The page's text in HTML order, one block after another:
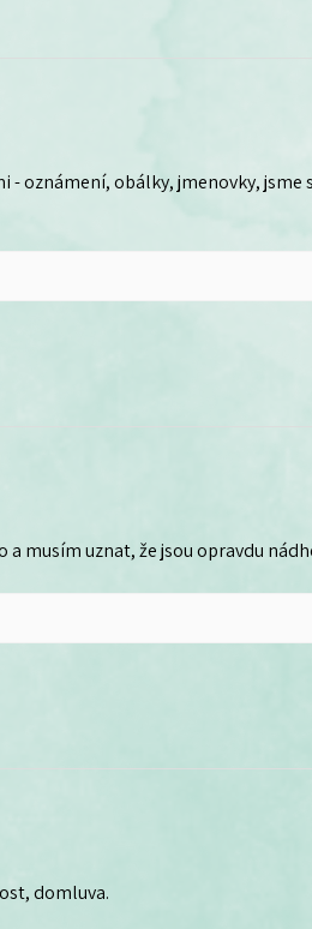
- oznámení, obálky, jmenovky,
musím uznat, že jsou opravdu
domluva.